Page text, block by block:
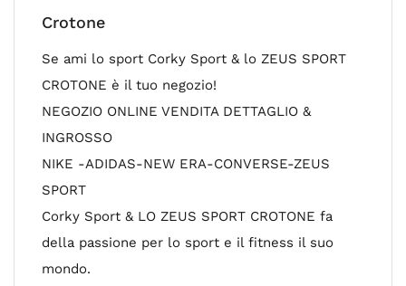
Crotone
Se ami lo sport Corky Sport & lo ZEUS SPORT
CROTONE è il tuo negozio!
NEGOZIO ONLINE VENDITA DETTAGLIO &
INGROSSO
NIKE -ADIDAS-NEW ERA-CONVERSE-ZEUS
SPORT
Corky Sport & LO ZEUS SPORT CROTONE fa
della passione per lo sport e il fitness il suo
mondo.